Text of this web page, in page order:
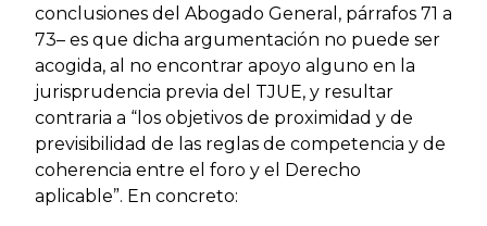
conclusiones del Abogado General, párrafos 71 a
73– es que dicha argumentación no puede ser
acogida, al no encontrar apoyo alguno en la
jurisprudencia previa del TJUE, y resultar
contraria a “los objetivos de proximidad y de
previsibilidad de las reglas de competencia y de
coherencia entre el foro y el Derecho
aplicable”. En concreto: